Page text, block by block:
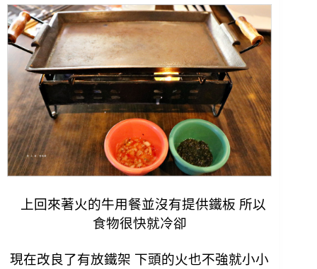
上回來著火的牛用餐並沒有提供鐵板 所以
食物很快就冷卻
現在改良了有放鐵架 下頭的火也不強就小小